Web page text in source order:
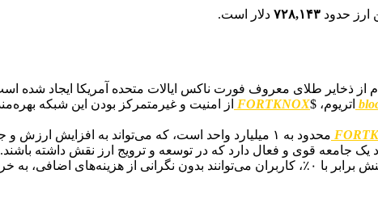
ارز حدود ۷۲۸,۱۴۳ دلار است.
از ذخایر طلای معروف فورت ناکس ایالات متحده آمریکا ایجاد شده
اتریوم، $FORTKNOX از امنیت و غیرمتمرکز بودن این شبکه
محدود به ۱ میلیارد واحد است، که می‌تواند به افزایش ارزش و جذابیت آن برای سرمایه‌گذاران کمک کند.
یک جامعه قوی و فعال دارد که در توسعه و ترویج ارز نقش داشته باشند.
اضافی، به خرید و فروش این ارز بپردازند.